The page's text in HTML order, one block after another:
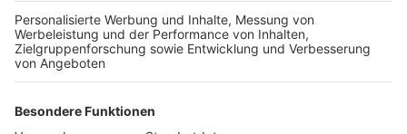
geschützten Radwegen. Mitmachen können alle, die
sich für ein fahrradfreundliches Frechen einsetzen
wollen und ein verkehrssicheres Fahrrad haben. Um 15
Uhr startet die Fahrraddemo auf dem Johann-
geht es dann bis zum Spielplatz an der Adolph-